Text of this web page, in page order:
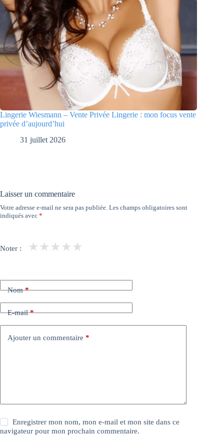
Lingerie Wiesmann – Vente Privée Lingerie : mon focus vente
privée d’aujourd’hui
31 juillet 2026
Laisser un commentaire
Votre adresse e-mail ne sera pas publiée. Les champs obligatoires sont
indiqués avec *
Noter : ★
★
★
★
★
Nom*
E-mail*
Ajouter un commentaire *
Enregistrer mon nom, mon e-mail et mon site dans ce
navigateur pour mon prochain commentaire.